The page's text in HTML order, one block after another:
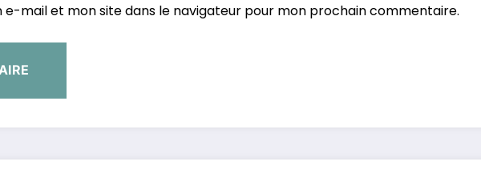
e-mail et mon site dans le navigateur pour mon prochain commentaire.